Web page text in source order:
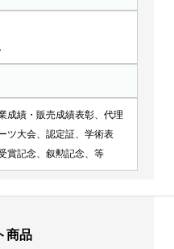
成績・販売成績表彰、代理
ツ大会、認定証、学術表
賞記念、叙勲記念、等
商品